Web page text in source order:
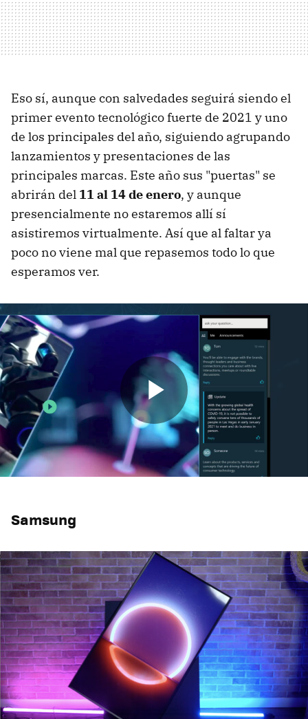
Eso sí, aunque con salvedades seguirá siendo el
primer evento tecnológico fuerte de 2021 y uno
de los principales del año, siguiendo agrupando
lanzamientos y presentaciones de las
principales marcas. Este año sus "puertas" se
abrirán del 11 al 14 de enero, y aunque
presencialmente no estaremos allí sí
asistiremos virtualmente. Así que al faltar ya
poco no viene mal que repasemos todo lo que
esperamos ver.
Samsung